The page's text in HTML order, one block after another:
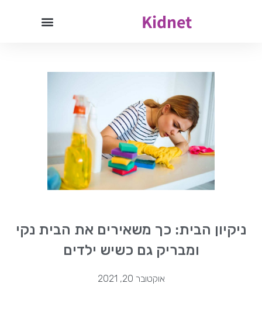
Kidnet
ניקיון הבית: כך משאירים את הבית נקי
ומבריק גם כשיש ילדים
אוקטובר 20, 2021